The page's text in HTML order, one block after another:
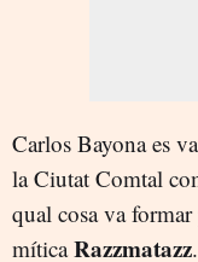
Carlos Bayona es
la Ciutat Comtal
qual cosa va
míticaRazzmatazz.